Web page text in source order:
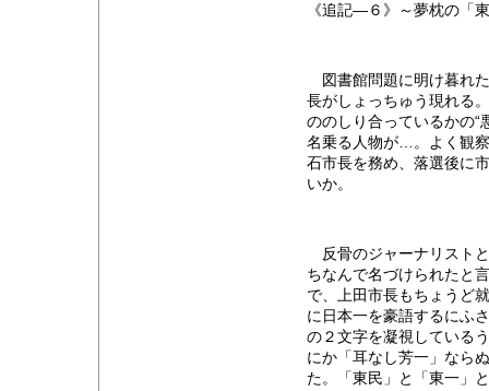
《追記―６》～夢枕の「
図書館問題に明け暮れ
長がしょっちゅう現れる
ののしり合っているかの“
名乗る人物が…。よく観
石市長を務め、落選後に
いか。
反骨のジャーナリスト
ちなんで名づけられたと
で、上田市長もちょうど
に日本一を豪語するにふ
の２文字を凝視している
にか「耳なし芳一」なら
た。「東民」と「東一」